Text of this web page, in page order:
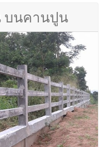
บนคานปูน